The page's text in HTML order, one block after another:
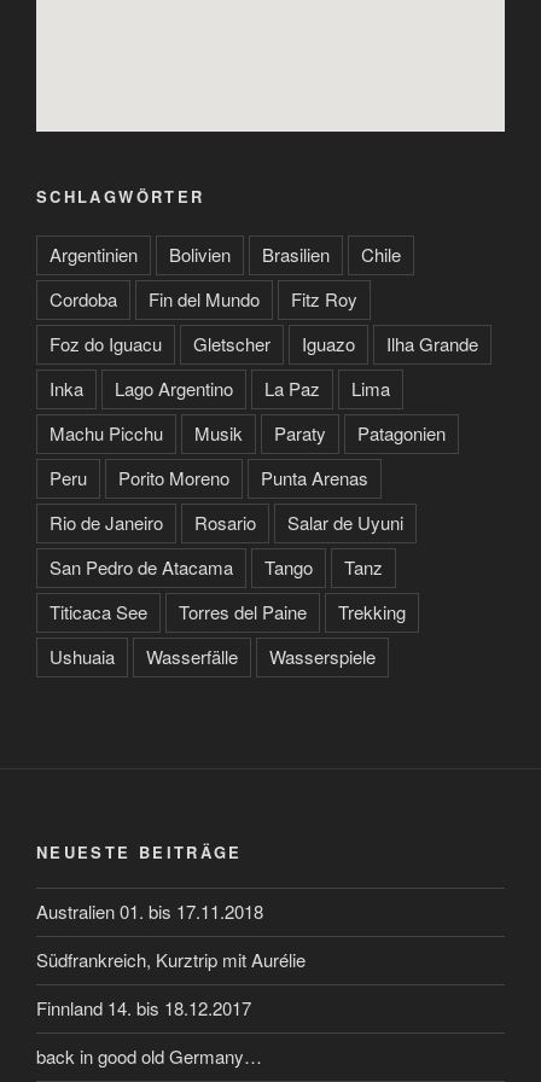
SCHLAGWÖRTER
Argentinien Bolivien Brasilien
Chile
Cordoba
Fin del Mundo
Fitz Roy
Foz do Iguacu
Gletscher Iguazo
Ilha Grande
Inka
Lago Argentino La Paz
Lima
Machu Picchu
Musik Paraty
Patagonien
Peru
Porito Moreno
Punta Arenas
Rio de Janeiro
Rosario
Salar de Uyuni
San Pedro de Atacama
Tango
Tanz
Titicaca See
Torres del Paine
Trekking
Ushuaia
Wasserfälle Wasserspiele
NEUESTE BEITRÄGE
Australien 01. bis 17.11.2018
Südfrankreich, Kurztrip mit Aurélie
Finnland 14. bis 18.12.2017
back in good old Germany…